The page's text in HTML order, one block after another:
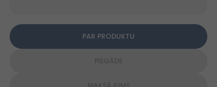
PAR PRODUKTU